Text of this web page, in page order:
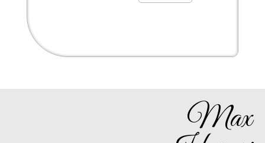
Max